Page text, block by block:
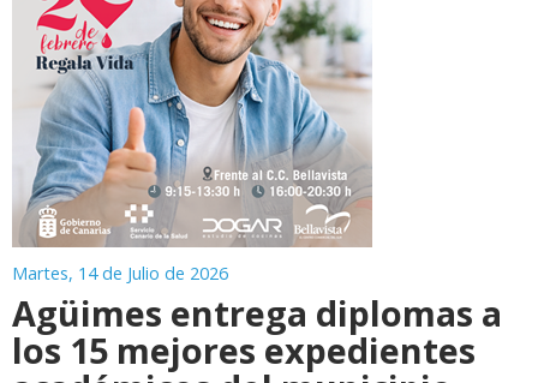
Martes, 14 de Julio de 2026
Agüimes entrega diplomas a
los 15 mejores expedientes